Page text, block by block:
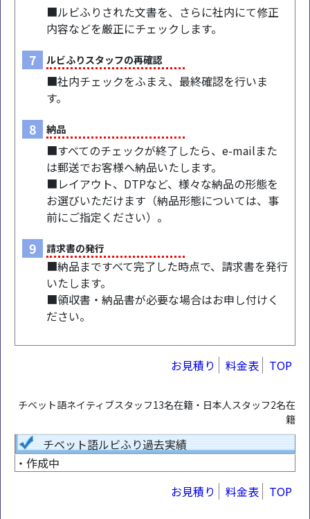
■ルビふりされた文書を、さらに社内にて修正
内容などを厳正にチェックします。
7 ルビふりスタッフの再確認
■社内チェックをふまえ、最終確認を行いま
す。
8 納品
■すべてのチェックが終了したら、e-mailまた
は郵送でお客様へ納品いたします。
■レイアウト、DTPなど、様々な納品の形態を
お選びいただけます（納品形態については、事
前にご指定ください）。
9 請求書の発行
■納品まですべて完了した時点で、請求書を発行
いたします。
■領収書・納品書が必要な場合はお申し付けく
ださい。
お見積り 料金表 TOP
チベット語ネイティブスタッフ13名在籍・日本人スタッフ2名在
籍
チベット語ルビふり過去実績
・作成中
お見積り
料金表 TOP